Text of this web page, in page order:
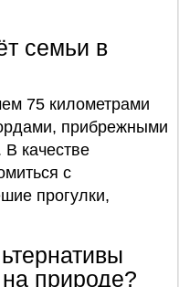
семьи в
75 километрами
прибрежными
качестве
с
прогулки,
природе?